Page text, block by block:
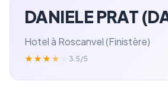
DANIELE PRAT
Hotel à Roscanvel (Finistère)
★★★★ 3.5/5